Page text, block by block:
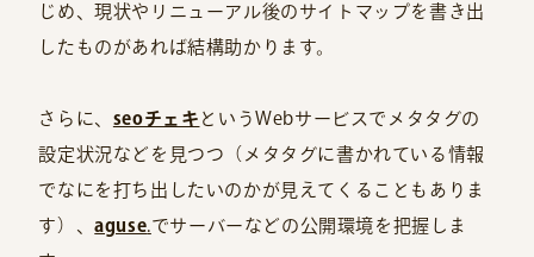
じめ、現状やリニューアル後のサイトマップを書き出
したものがあれば結構助かります。
さらに、 seoチェキ というWebサービスでメタタグの
設定状況などを見つつ（メタタグに書かれている情報
でなにを打ち出したいのかが見えてくることもありま
す）、aguse でサーバーなどの公開環境を把握しま